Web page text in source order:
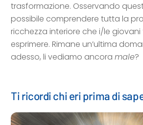
trasformazione. Osservando
possibile comprendere tutta la
ricchezza interiore che i/le
esprimere. Rimane un’ultima
adesso, li vediamo ancoramale?
Ti ricordi chi eri prima di